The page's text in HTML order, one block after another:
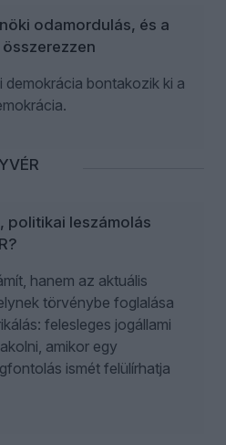
odamordulás, és a
demokrácia bontakozik ki a
politikai leszámolás
hanem az aktuális
törvénybe foglalása
felesleges jogállami
amikor egy
ismét felülírhatja